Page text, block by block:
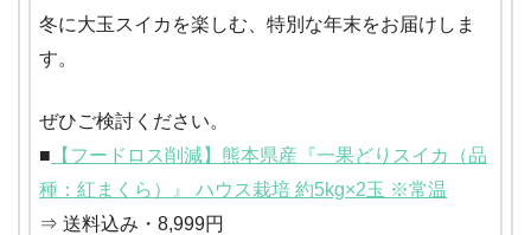
冬に大玉スイカを楽しむ、特別な年末をお届けしま
す。
ぜひご検討ください。
■ 【フードロス削減】熊本県産『一果どりスイカ（品
種：紅まくら）』 ハウス栽培 約5kg×2玉 ※常温
⇒ 送料込み・8,999円